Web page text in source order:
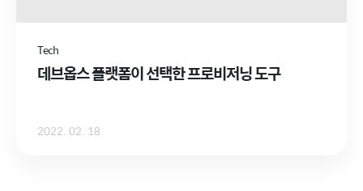
Tech
데브옵스 플랫폼이 선택한 프로비저닝 도구
2022. 02. 18